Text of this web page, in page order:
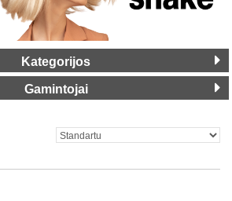
Kategorijos
Gamintojai